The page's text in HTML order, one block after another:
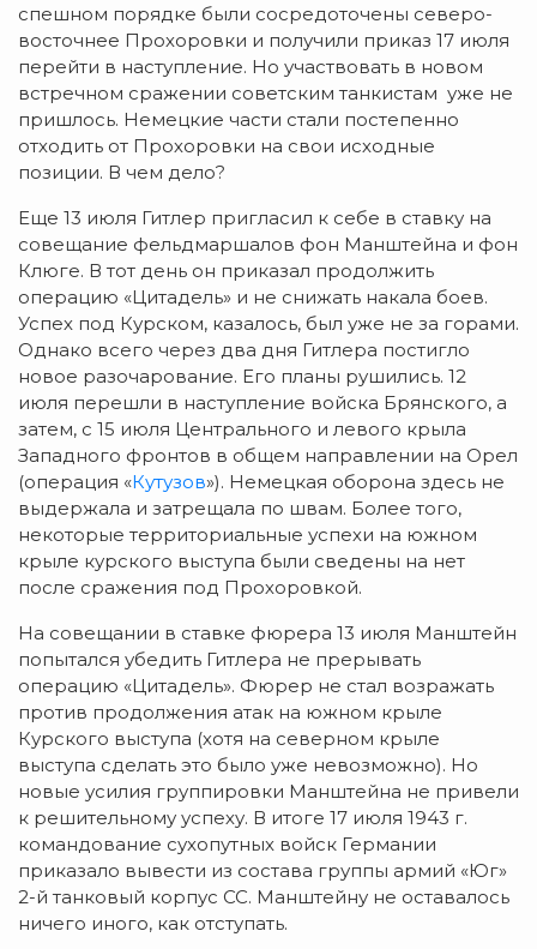
спешном порядке были сосредоточены северо-
восточнее Прохоровки и получили приказ 17 июля
перейти в наступление. Но участвовать в новом
встречном сражении советским танкистам уже не
пришлось. Немецкие части стали постепенно
отходить от Прохоровки на свои исходные
позиции. В чем дело?
Еще 13 июля Гитлер пригласил к себе в ставку на
совещание фельдмаршалов фон Манштейна и фон
Клюге. В тот день он приказал продолжить
операцию «Цитадель» и не снижать накала боев.
Успех под Курском, казалось, был уже не за горами.
Однако всего через два дня Гитлера постигло
новое разочарование. Его планы рушились. 12
июля перешли в наступление войска Брянского, а
затем, с 15 июля Центрального и левого крыла
Западного фронтов в общем направлении на Орел
(операция «Кутузов»). Немецкая оборона здесь не
выдержала и затрещала по швам. Более того,
некоторые территориальные успехи на южном
крыле курского выступа были сведены на нет
после сражения под Прохоровкой.
На совещании в ставке фюрера 13 июля Манштейн
попытался убедить Гитлера не прерывать
операцию «Цитадель». Фюрер не стал возражать
против продолжения атак на южном крыле
Курского выступа (хотя на северном крыле
выступа сделать это было уже невозможно). Но
новые усилия группировки Манштейна не привели
к решительному успеху. В итоге 17 июля 1943 г.
командование сухопутных войск Германии
приказало вывести из состава группы армий «Юг»
2-й танковый корпус СС. Манштейну не оставалось
ничего иного, как отступать.